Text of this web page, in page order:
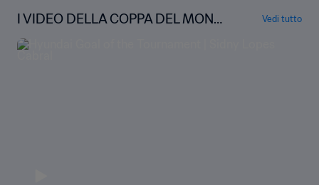
I VIDEO DELLA COPPA DEL MOND
O
Vedi tutto